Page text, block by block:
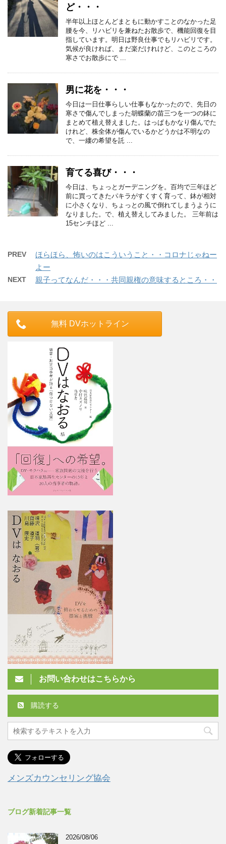
ど・・・
半年以上ほとんどまともに動かすことのなかった足
腰を今、リハビリを兼ねたお散歩で、機能回復を目
指しています。明日は野良仕事でもリハビリです。
気候が良ければ、まだ楽だけれけど、このところの
寒さでお散歩にで ...
男に花を・・・
今日は一日仕事らしい仕事もなかったので、先日の
寒さで傷んでしまった胡蝶蘭の苗三つを一つの鉢に
まとめて植え替えました。はっぱもかなり傷んでた
けれど、株全体が傷んでいるかどうかは不明なの
で、一縷の希望を託 ...
育てる喜び・・・
今日は、ちょっとガーデニングを。百均で三年ほど
前に買ってきたパキラがすくすく育って、鉢が相対
に小さくなり、ちょっとの風で倒れてしまうように
なりました。で、植え替えしてみました。 三年前は
15センチほど ...
PREV
ほらほら、怖いのはこういうこと・・コロナじゃねー
よー
NEXT 親子ってなんだ・・・共同親権の意味するところ・・
無料 DVホットライン
お問い合わせはこちらから
購読する
メンズカウンセリング協会
ブログ新着記事一覧
2026/08/06